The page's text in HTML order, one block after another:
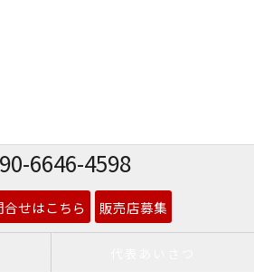
6646-4598
せはこちら 販売店募集